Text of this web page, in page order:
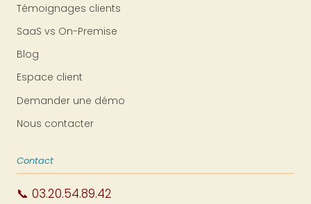
Témoignages clients
SaaS vs On-Premise
Blog
Espace client
Demander une démo
Nous contacter
Contact
📞 03.20.54.89.42